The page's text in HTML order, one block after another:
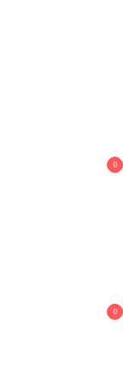
0
0